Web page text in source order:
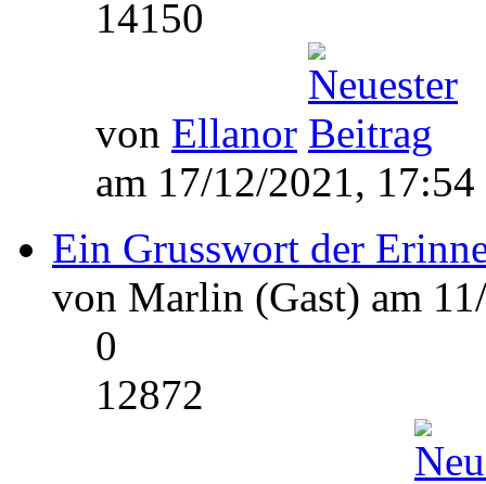
14150
von Ellanor
am 17/12/2021, 17:54
Ein Grusswort der
von Marlin (Gast) am
0
12872